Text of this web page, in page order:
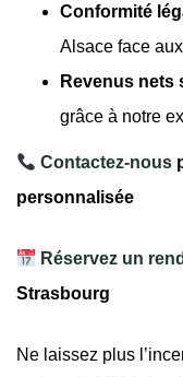
Conformité
Alsace face
Revenus nets
grâce à notre
Contactez-nous
personnalisée
Réservez un
Strasbourg
Ne laissez plus